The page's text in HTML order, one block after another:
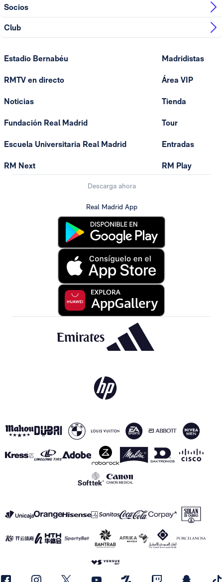
Socios
Club
Estadio Bernabéu
RMTV en directo
Noticias
Fundación Real Madrid
Escuela Universitaria Real Madrid
RM Next
Madridistas
Área VIP
Tienda
Tour
Entradas
RM Play
Descarga ahora
Real Madrid App